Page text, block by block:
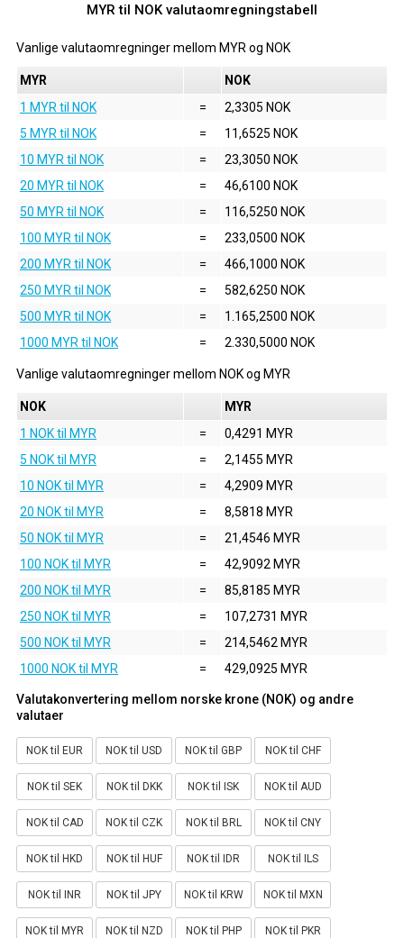
MYR til NOK valutaomregningstabell
Vanlige valutaomregninger mellom MYR og NOK
MYR
NOK
1 MYR til NOK
=
2,3305 NOK
5 MYR til NOK
=
11,6525 NOK
10 MYR til NOK
=
23,3050 NOK
20 MYR til NOK
=
46,6100 NOK
50 MYR til NOK
=
116,5250 NOK
100 MYR til NOK
=
233,0500 NOK
200 MYR til NOK
=
466,1000 NOK
250 MYR til NOK
=
582,6250 NOK
500 MYR til NOK
=
1.165,2500 NOK
1000 MYR til NOK
= 2.330,5000 NOK
Vanlige valutaomregninger mellom NOKog MYR
NOK
MYR
1 NOK til MYR
=
0,4291 MYR
5 NOK til MYR
=
2,1455 MYR
10 NOK til MYR
=
4,2909 MYR
20 NOK til MYR
=
8,5818 MYR
50 NOK til MYR
=
21,4546 MYR
100 NOK til MYR
=
42,9092 MYR
200 NOK til MYR
=
85,8185 MYR
250 NOK til MYR
=
107,2731 MYR
500 NOK til MYR
=
214,5462 MYR
1000 NOK til MYR
= 429,0925 MYR
Valutakonvertering mellom norske krone (NOK) og andre
valutaer
NOK til EUR NOK til USD NOK til GBP NOK til CHF
NOK til SEK NOK til DKK NOK til ISK NOK til AUD
NOK til CAD NOK til CZK NOK til BRL NOK til CNY
NOK til HKD NOK til HUF NOK til IDR NOK til ILS
NOK til INR NOK til JPY NOK til KRW NOK til MXN
NOK til MYR NOK til NZD NOK til PHP NOK til PKR